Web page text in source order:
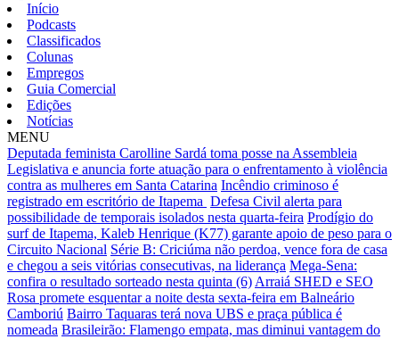
Início
Podcasts
Classificados
Colunas
Empregos
Guia Comercial
Edições
Notícias
MENU
Deputada feminista Carolline Sardá toma posse na Assembleia
Legislativa e anuncia forte atuação para o enfrentamento à violência
contra as mulheres em Santa Catarina Incêndio criminoso é
registrado em escritório de Itapema Defesa Civil alerta para
possibilidade de temporais isolados nesta quarta-feira Prodígio do
surf de Itapema, Kaleb Henrique (K77) garante apoio de peso para o
Circuito Nacional Série B: Criciúma não perdoa, vence fora de casa
e chegou a seis vitórias consecutivas, na liderança Mega-Sena:
confira o resultado sorteado nesta quinta (6) Arraiá SHED e SEO
Rosa promete esquentar a noite desta sexta-feira em Balneário
Camboriú Bairro Taquaras terá nova UBS e praça pública é
nomeada Brasileirão: Flamengo empata, mas diminui vantagem do